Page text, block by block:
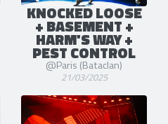
KNOCKED LOOSE
+ BASEMENT +
HARM'S WAY +
PEST CONTROL
@Paris (Bataclan)
21/03/2025